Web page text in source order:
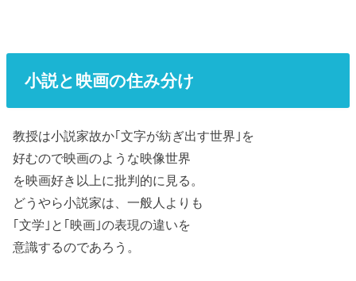
小説と映画の住み分け
教授は小説家故か｢文字が紡ぎ出す世界｣を
好むので映画のような映像世界
を映画好き以上に批判的に見る。
どうやら小説家は、一般人よりも
｢文学｣と｢映画｣の表現の違いを
意識するのであろう。